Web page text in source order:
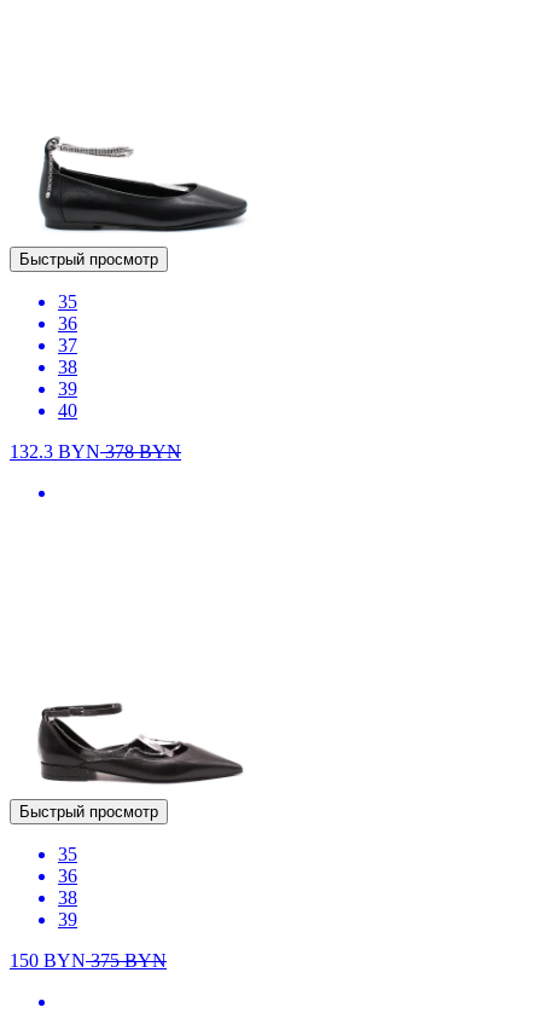
Быстрый просмотр
35
36
37
38
39
40
132.3 BYN378BYN
Быстрый просмотр
35
36
38
39
150 BYN375BYN